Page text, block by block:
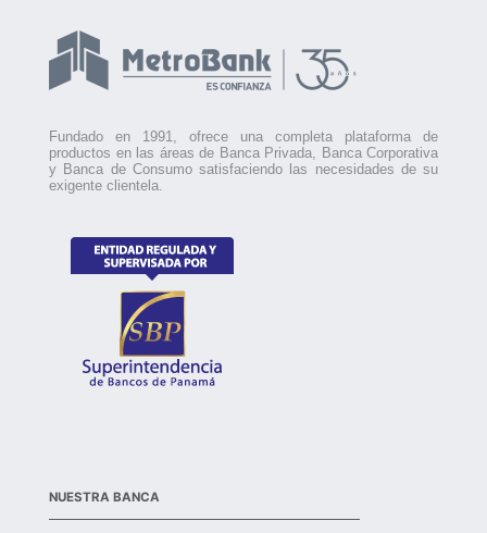
Fundado en 1991, ofrece una completa plataforma de
productos en las áreas de Banca Privada, Banca Corporativa
y Banca de Consumo satisfaciendo las necesidades de su
exigente clientela.
NUESTRA BANCA